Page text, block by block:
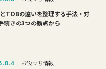
TOBの違いを整理する――手法・対
続きの3つの観点から
お役立ち情報